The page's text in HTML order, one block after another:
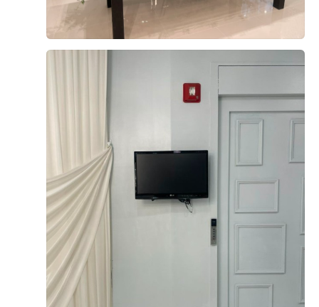
가 앉아있을 신부대기실도 다시 보고 계단 입장으로 진행
했기 때문에 노래에 맞춰 내려와보기도 했어요 ㅋ.ㅋ 타이
밍 입장 맞춰야하니까요 ~ 다시 봐도 예쁜 하객석 혼주석
매이크업을 더브라이덜수에서 받았어요 히히 이동시간을
줄일 수 있었던 게 가장 큰 장점이었던 것 같아요 :) 미.
칭.. 락커룸에 우리 이름이 시간이 없음에도 사진은 놓치지
않아요 ㅋㅋ 신부. 제 부케도 더베니르에서 했는디 넘 맘에
들었어욤 꺄앙 막둥이가 찍어서 보내준 스크린과 러브포레
스냅 작가님이 찍어주신 포토테이블 압구정에서 달려오신
저의 천사 다시 한 번 감사드리고요.. 초면이지만 사랑했어
요. 미모가 대박이셔서 메크업 받는 내내 행복했다네요 원
하는 대로 척척 맞춰주셔서 완전 든든했어요 셀카 더 찍어
둘 걸 !!!!!!! 셀카를 많이 못 찍어서 아쉬웠어요 (ㅋㅋ) 신부
는 정말이지 바쁩니다 시간이 없어요 ㅠㅠ 메이크업이 끝
나면 포토 타임이 시작돼요 신부대기실이 계단 위에 있어
서 계단에서도 100컷 찍구요 신부대기실에서 신랑이랑도
이한영, 김하나 시식후기
본식을 앞두고 한달 전 쯤 시식을 다녀왔어요!ㅎㅎ 저는 여
러 결혼식을 다니면서 항상 중간 타임의 결혼식이여서 첫
음식과 첫 세팅을 구경하지못했었는데! 예약할때 첫 식으
로 하길 잘했다고 생각했어요 음식이 전체적으로 정갈하게